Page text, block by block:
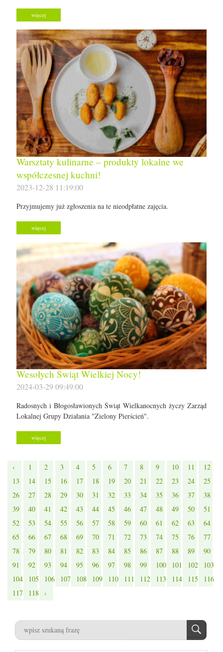
więcej
Warsztaty kulinarne – produkty lokalne we
współczesnej kuchni!
2023-12-28 11:19:00
Przyjmujemy już zgłoszenia na te nieodpłatne zajęcia.
więcej
Wesołych Świąt Wielkiej Nocy!
2024-03-29 09:49:00
Radosnych i Błogosławionych Świąt Wielkanocnych życzy Zarząd
Lokalnej Grupy Działania "Zielony Pierścień".
więcej
‹ 1 2 3 4 5 6 7 8 9 10 11
12
13
14 15 16 17 18 19 20 21 22 23 24
25
26
27 28 29 30 31 32 33 34 35 36 37
38
39
40 41 42 43 44 45 46 47 48 49 50
51
52
53 54 55 56 57 58 59 60 61 62 63
64
65
66 67 68 69 70 71 72 73 74 75 76
77
78
79 80 81 82 83 84 85 86 87 88 89
90
91
92 93 94 95 96 97 98 99 100 101 102
103
104
105 106 107 108 109 110 111 112 113 114 115
116
117
118 ›